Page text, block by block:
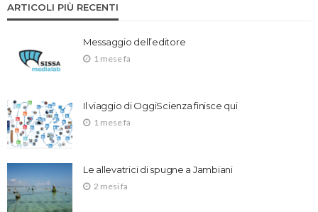
ARTICOLI PIÙ RECENTI
Messaggio dell’editore
1 mese fa
Il viaggio di OggiScienza finisce qui
1 mese fa
Le allevatrici di spugne a Jambiani
2 mesi fa